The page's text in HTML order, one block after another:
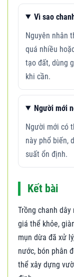
Vì sao
Nguyên nhân
quá nhiều
tạo đất, dùng
khi cần.
Người mới
Người mới có
này phổ biến,
suất ổn định.
Kết bài
Trồng chanh
giá thể khỏe,
mụn dừa đã xử
nước, bón phân
thể xây dựng